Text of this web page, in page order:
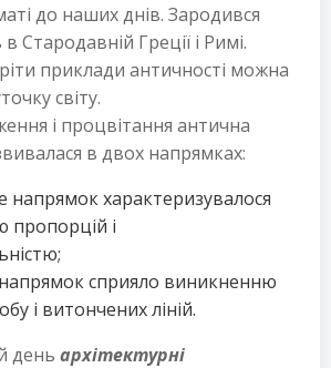
до наших днів. Зародився
Стародавній Греції і Римі.
приклади античності можна
світу.
і процвітання антична
в двох напрямках:
напрямок характеризувалося
пропорцій і
напрямок сприяло виникненню
і витончених ліній.
день архітектурні